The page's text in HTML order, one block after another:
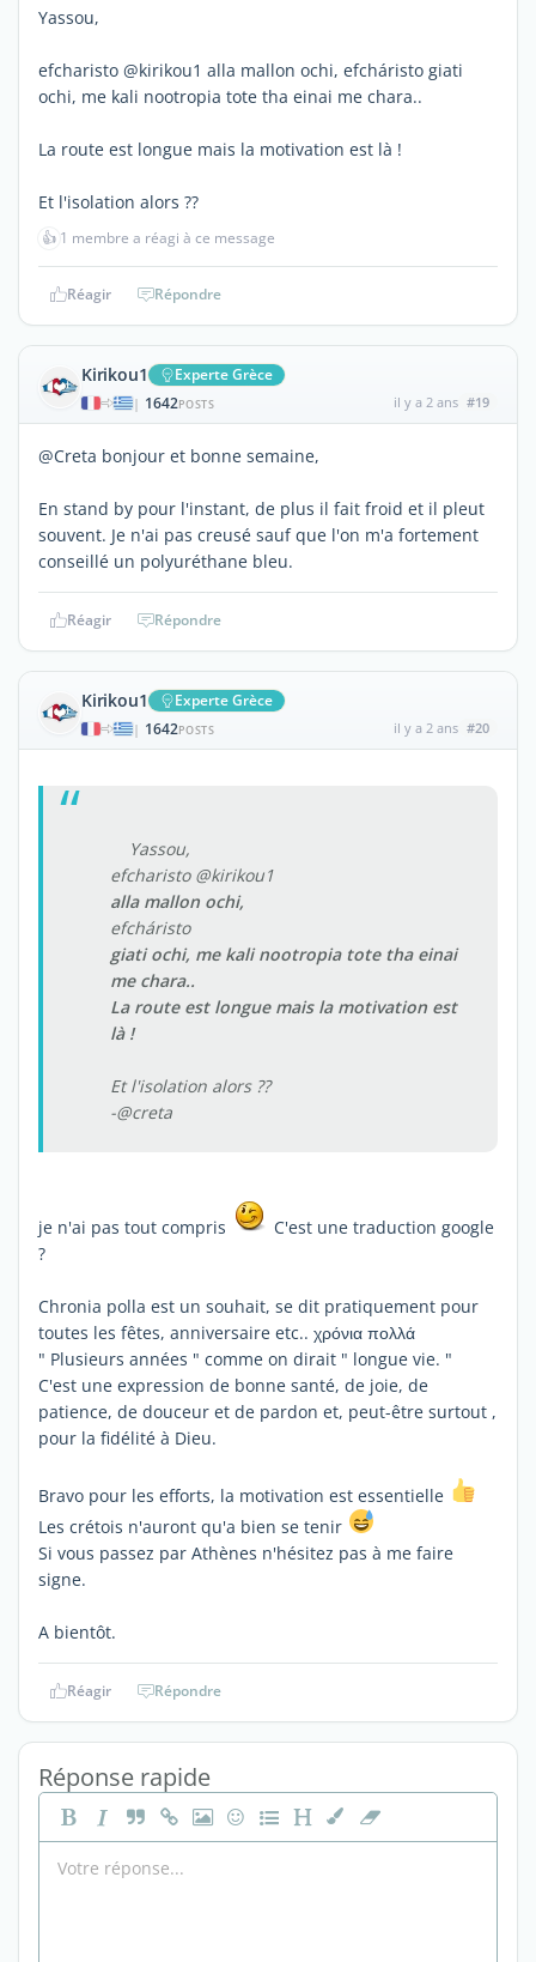
Yassou,
efcharisto @kirikou1 alla mallon ochi, efcháristo giati
ochi, me kali nootropia tote tha einai me chara..
La route est longue mais la motivation est là !
Et l'isolation alors ??
👍 1 membre a réagi à ce message
Réagir Répondre
Kirikou1 Experte Grèce
| 1642POSTS il y a 2 ans #19
@Creta bonjour et bonne semaine,
En stand by pour l'instant, de plus il fait froid et il pleut
souvent. Je n'ai pas creusé sauf que l'on m'a fortement
conseillé un polyuréthane bleu.
Réagir Répondre
Kirikou1 Experte Grèce
| 1642POSTS il y a 2 ans #20
Yassou,
efcharisto @kirikou1
alla mallon ochi,
efcháristo
giati ochi, me kali nootropia tote tha einai
me chara..
La route est longue mais la motivation est
là !
Et l'isolation alors ??
-@creta
je n'ai pas tout compris
C'est une traduction google
?
Chronia polla est un souhait, se dit pratiquement pour
toutes les fêtes, anniversaire etc.. χρόνια πολλά
" Plusieurs années " comme on dirait " longue vie. "
C'est une expression de bonne santé, de joie, de
patience, de douceur et de pardon et, peut-être surtout ,
pour la fidélité à Dieu.
Bravo pour les efforts, la motivation est essentielle
Les crétois n'auront qu'a bien se tenir
Si vous passez par Athènes n'hésitez pas à me faire
signe.
A bientôt.
Réagir Répondre
Réponse rapide